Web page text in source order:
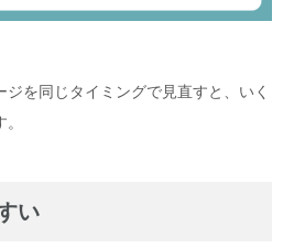
を同じタイミングで見直すと、いく
い